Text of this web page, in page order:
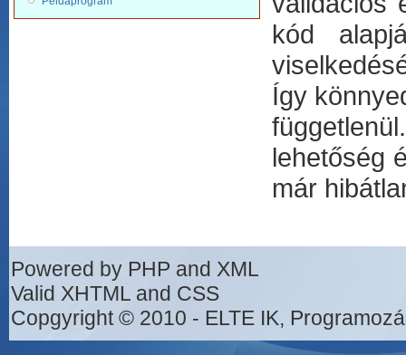
kód
Így
lehetőség
már
Powered by PHP and XML
Valid XHTML and CSS
Copgyright © 2010 - ELTE IK,